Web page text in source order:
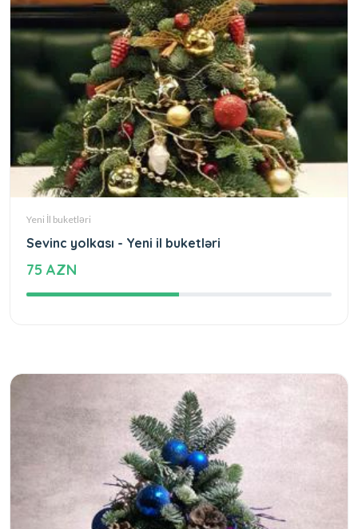
Yeni İl buketləri
Sevinc yolkası - Yeni il buketləri
75 AZN